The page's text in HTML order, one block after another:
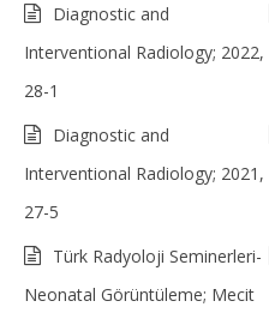
Diagnostic and
Interventional Radiology; 2022,
28-1
Diagnostic and
Interventional Radiology; 2021,
27-5
Türk Radyoloji Seminerleri-
Neonatal Görüntüleme; Mecit